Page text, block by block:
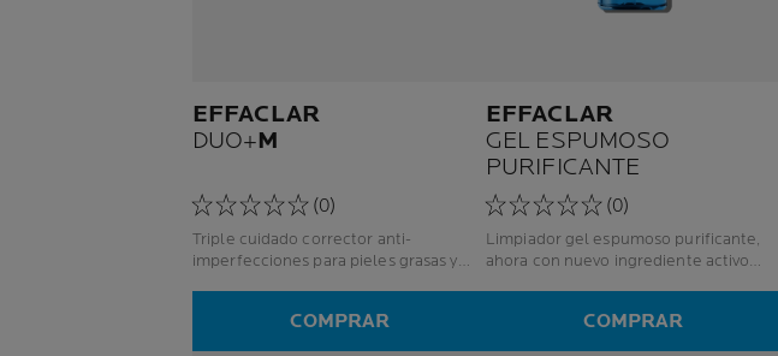
EFFACLAR
DUO+M
(0)
Triple cuidado corrector anti-
imperfecciones para pieles grasas y
COMPRAR
EFFACLAR
GEL ESPUMOSO
PURIFICANTE
(0)
Limpiador gel espumoso purificante,
ahora con nuevo ingrediente activo
COMPRAR